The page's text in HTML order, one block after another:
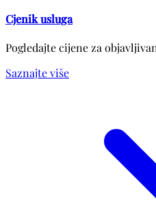
Cjenik usluga
Pogledajte cijene za
Saznajte više